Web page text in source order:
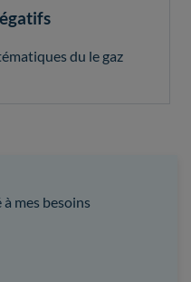
du le gaz
mes besoins